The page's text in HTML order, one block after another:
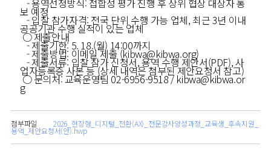
- 용역선정방식: 접합성 평가 진행 후 상위 협상 대상자 통
보 예정
- 입찰 참가자격: 전국 단위 수행 가능 업체, 최근 3년 이내
공공기관 수행 실적이 있는 업체
○ 제출안내
- 제출기한: 5. 18.(월) 14:00까지
- 제출방법: 이메일 제출 (kibwa@kibwa.org)
- 제출서류: 입찰 참가 신청서, 용역 수행 제안서(PDF), 사
업자등록증 사본 등 (상세 내역은 첨부된 제안요청서 참고)
○ 문의처: 교육운영팀 02-6956-9518 / kibwa@kibwa.or
g
첨부파일 2026_현장형_디지털_전환(AX)_전문강사양성과정_교육생_후속지원_
용역_제안요청서(안).hwp